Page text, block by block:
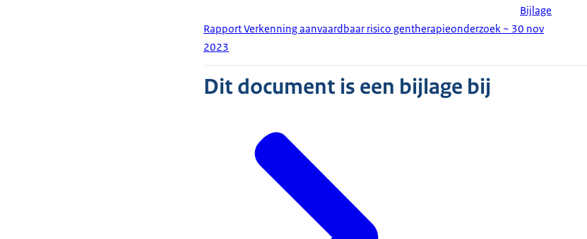
Bijlage
Rapport Verkenning aanvaardbaar risico gentherapieonderzoek ~ 30 nov
2023
Dit document is een bijlage bij